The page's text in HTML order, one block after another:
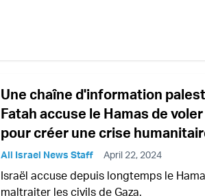
Une chaîne d'information
Fatah accuse le Hamas de
pour créer une crise
All Israel News Staff April 22, 2024
Israël accuse depuis longtemps le
maltraiter les civils de Gaza.